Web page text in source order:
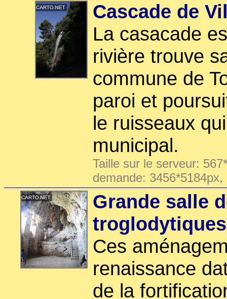
Cascade de
La casacade
rivière trouve
commune de
paroi et
le ruisseaux
municipal.
Taille sur le serveur:
demande:
Grande salle
Ces
renaissance
de la